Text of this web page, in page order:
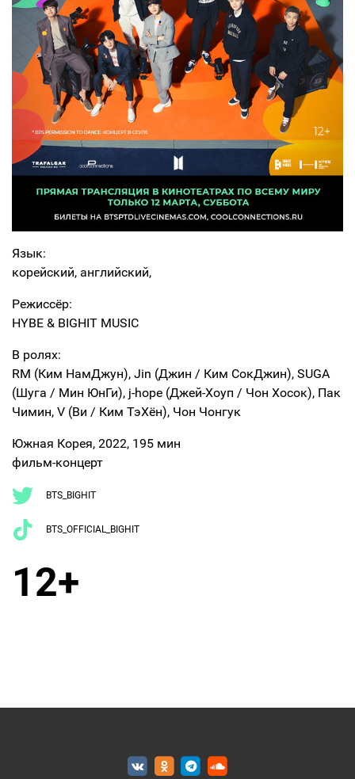
Язык:
корейский, английский,
Режиссёр:
HYBE & BIGHIT MUSIC
В ролях:
RM (Ким НамДжун), Jin (Джин / Ким СокДжин), SUGA
(Шуга / Мин ЮнГи), j-hope (Джей-Хоуп / Чон Хосок), Пак
Чимин, V (Ви / Ким ТэХён), Чон Чонгук
Южная Корея, 2022, 195 мин
фильм-концерт
BTS_BIGHIT
BTS_OFFICIAL_BIGHIT
12+